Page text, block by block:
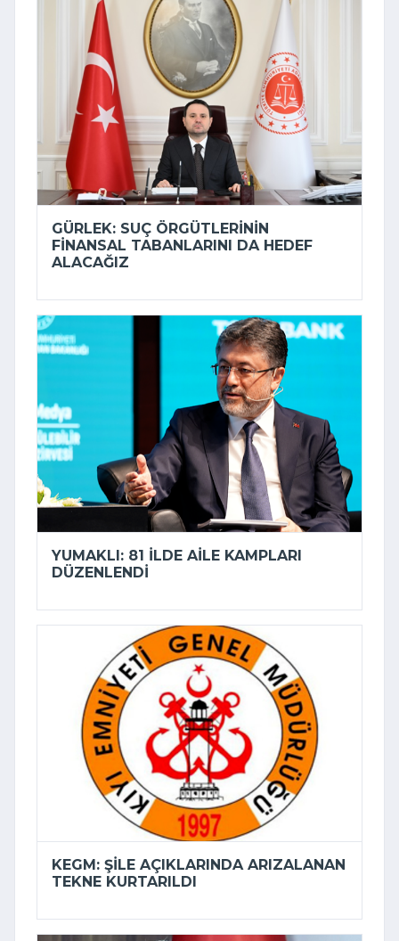
GÜRLEK: SUÇ ÖRGÜTLERININ
FINANSAL TABANLARINI DA HEDEF
ALACAĞIZ
YUMAKLI: 81 ILDE AILE KAMPLARI
DÜZENLENDI
KEGM: ŞILE AÇIKLARINDA ARIZALANAN
TEKNE KURTARILDI